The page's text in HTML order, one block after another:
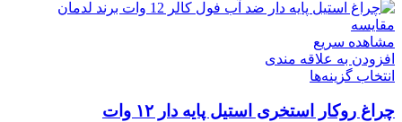
مقایسه
مشاهده سریع
افزودن به علاقه مندی
انتخاب گزینه‌ها
چراغ روکار استخری استیل پایه دار ۱۲ وات